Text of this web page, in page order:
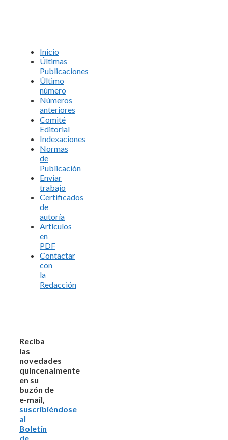
Inicio
Últimas
Publicaciones
Último
número
Números
anteriores
Comité
Editorial
Indexaciones
Normas
de
Publicación
Enviar
trabajo
Certificados
de
autoría
Artículos
en
PDF
Contactar
con
la
Redacción
Reciba
las
novedades
quincenalmente
en su
buzón de
e-mail,
suscribiéndose
al
Boletín